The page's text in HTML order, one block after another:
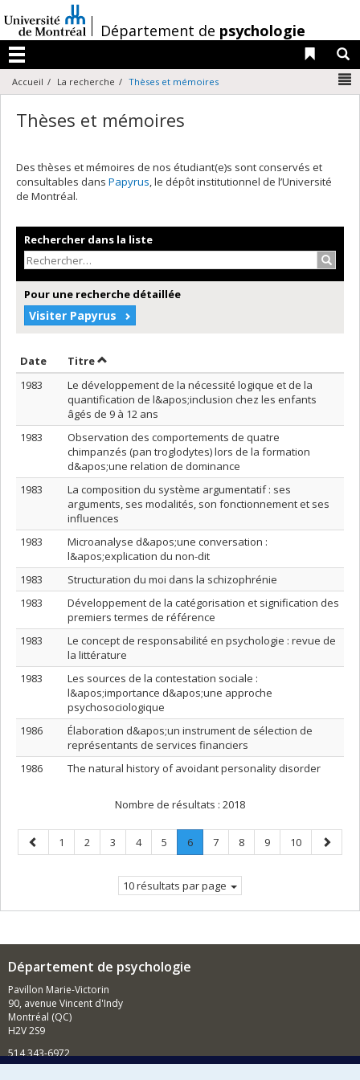
au
contenu
/Département de psychologie
Menu
Liens
Accueil La recherche Thèses et mémoires
Thèses et mémoires
Des thèses et mémoires de nos étudiant(e)s sont conservés et
consultables dans Papyrus, le dépôt institutionnel de l’Université
de Montréal.
Rechercher dans la liste
Pour une recherche détaillée
Visiter Papyrus
Date Trier par date en ordre décroissant
TitreTrier par titre en ordre décroissant
1983
Le développement de la nécessité logique et de la
quantification de l&apos;inclusion chez les enfants
âgés de 9 à 12 ans
1983
Observation des comportements de quatre
chimpanzés (pan troglodytes) lors de la formation
d&apos;une relation de dominance
1983
La composition du système argumentatif : ses
arguments, ses modalités, son fonctionnement et ses
influences
1983
Microanalyse d&apos;une conversation :
l&apos;explication du non-dit
1983
Structuration du moi dans la schizophrénie
1983
Développement de la catégorisation et signification des
premiers termes de référence
1983
Le concept de responsabilité en psychologie : revue de
la littérature
1983
Les sources de la contestation sociale :
l&apos;importance d&apos;une approche
psychosociologique
1986
Élaboration d&apos;un instrument de sélection de
représentants de services financiers
1986
The natural history of avoidant personality disorder
Nombre de résultats : 2018
Page
précédente
Page
1 Page
2 Page
3 Page
4 Page
5 Page
6.
Page
Page
7 Page
8 Page
9 Page
10
Page
10 résultats par page
Département de psychologie
Pavillon Marie-Victorin
90, avenue Vincent d'Indy
Montréal (QC)
H2V 2S9
514 343-6972